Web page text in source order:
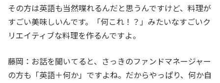
その方は英語も当然喋れるんだと思うんですけど、料理が
すごい美味しいんです。「何これ！？」みたいなすごいク
リエイティブな料理を作るんですよ。
藤岡：お話を聞いてると、さっきのファンドマネージャー
の方も「英語＋何か」ですよね。だからやっぱり、何か自